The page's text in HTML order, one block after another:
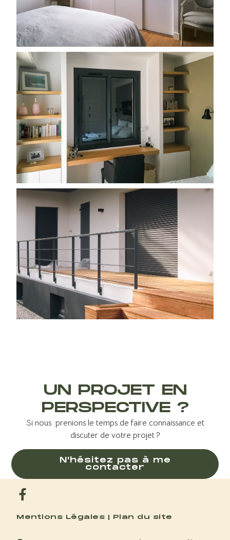
UN PROJET EN
PERSPECTIVE ?
Si nous prenions le temps de faire connaissance et
discuter de votre projet ?
N'hésitez pas à me
contacter
Mentions Légales | Plan du site